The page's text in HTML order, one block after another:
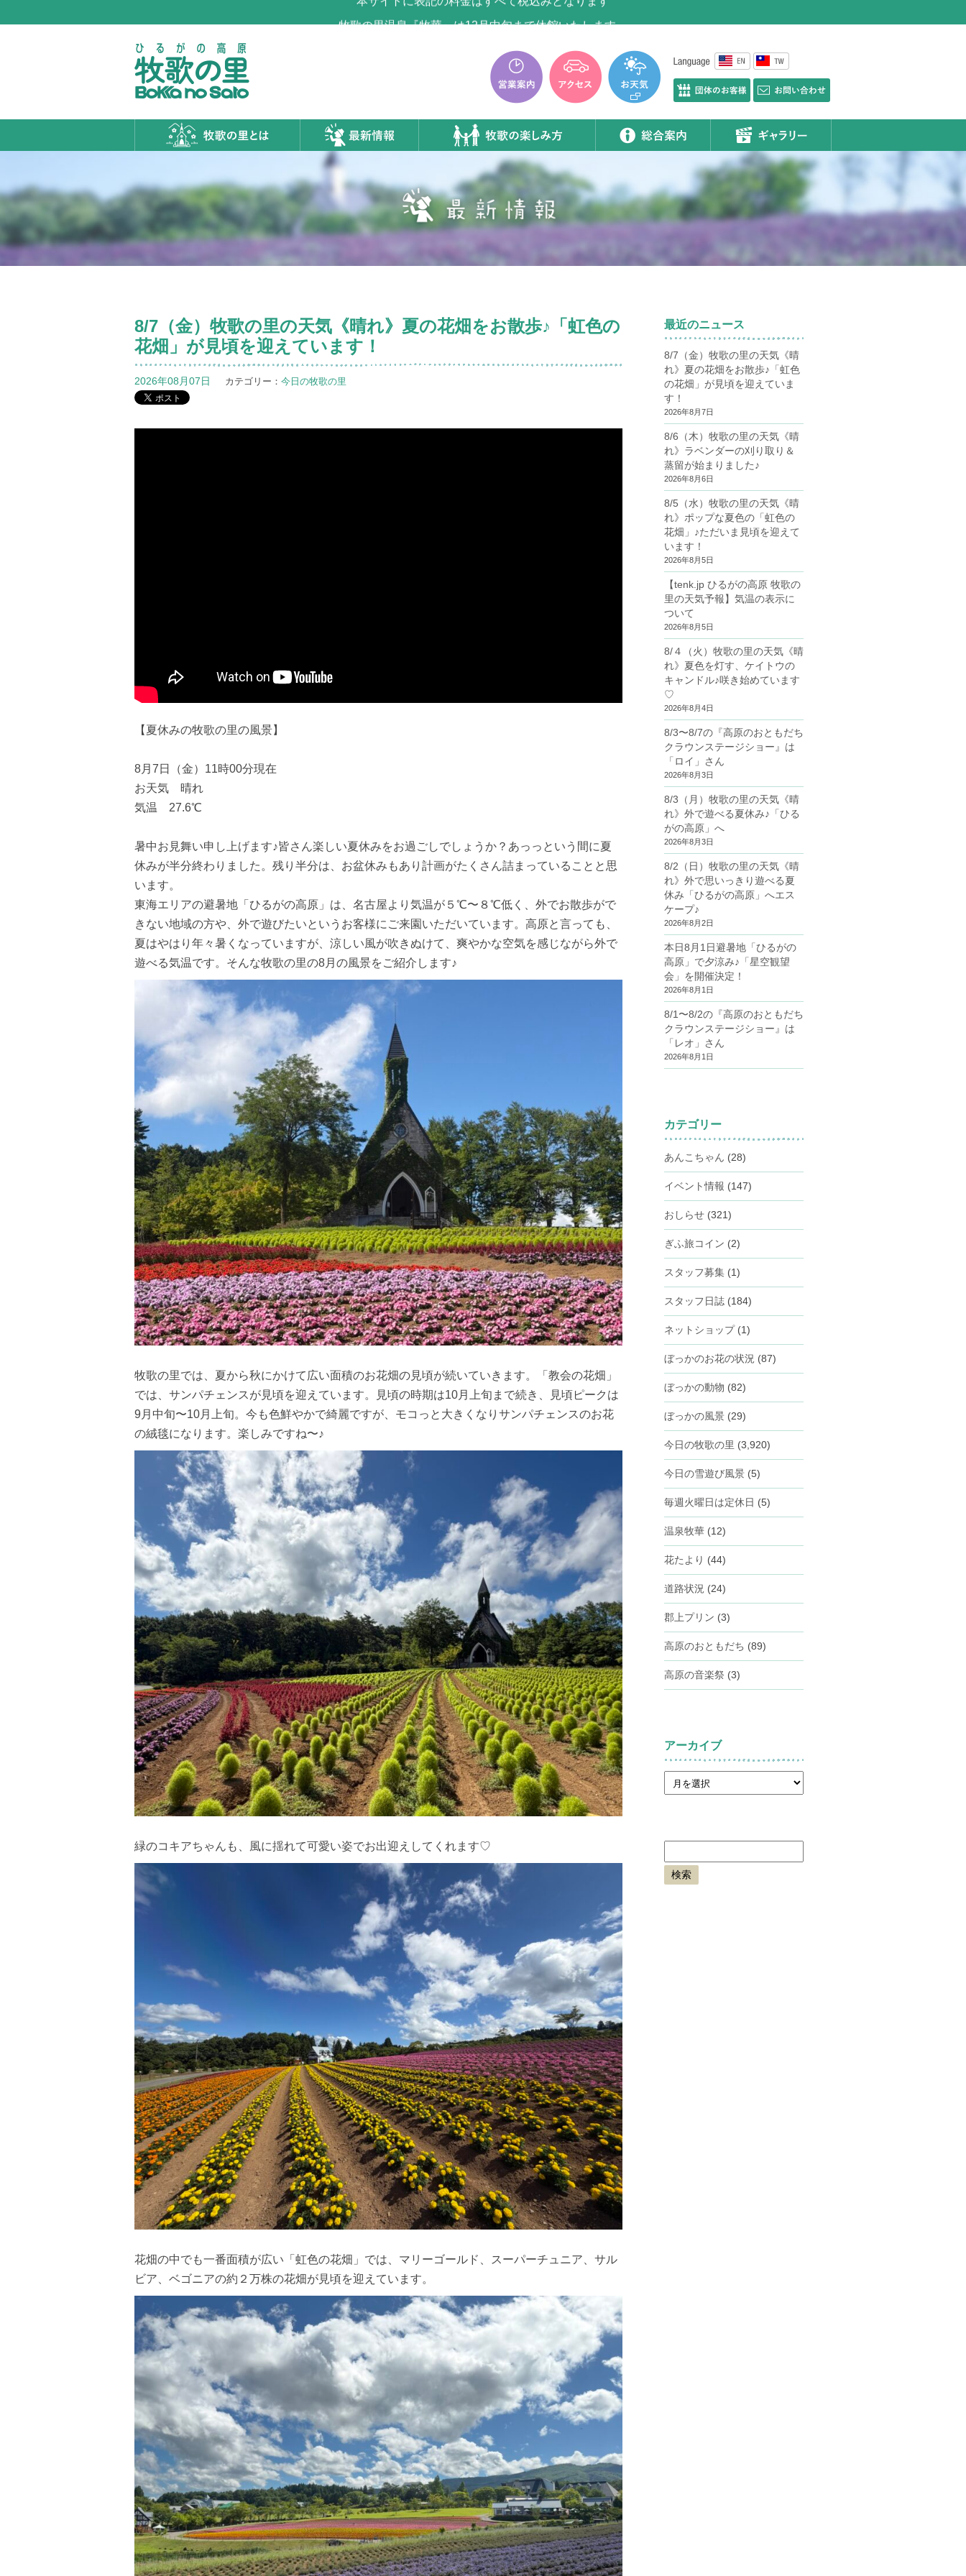
牧歌の里温泉『牧華』は12月中旬まで休館いたします。
8/7（金）牧歌の里の天気《晴れ》夏の花畑をお散歩♪「虹色の
花畑」が見頃を迎えています！
2026年08月07日 カテゴリー： 今日の牧歌の里
【夏休みの牧歌の里の風景】
8月7日（金）11時00分現在
お天気 晴れ
気温 27.6℃
暑中お見舞い申し上げます♪皆さん楽しい夏休みをお過ごしでしょうか？あっっという間に夏
休みが半分終わりました。残り半分は、お盆休みもあり計画がたくさん詰まっていることと思
います。
東海エリアの避暑地「ひるがの高原」は、名古屋より気温が５℃〜８℃低く、外でお散歩がで
きない地域の方や、外で遊びたいというお客様にご来園いただいています。高原と言っても、
夏はやはり年々暑くなっていますが、涼しい風が吹きぬけて、爽やかな空気を感じながら外で
遊べる気温です。そんな牧歌の里の8月の風景をご紹介します♪
牧歌の里では、夏から秋にかけて広い面積のお花畑の見頃が続いていきます。「教会の花畑」
では、サンパチェンスが見頃を迎えています。見頃の時期は10月上旬まで続き、見頃ピークは
9月中旬〜10月上旬。今も色鮮やかで綺麗ですが、モコっと大きくなりサンパチェンスのお花
の絨毯になります。楽しみですね〜♪
緑のコキアちゃんも、風に揺れて可愛い姿でお出迎えしてくれます♡
花畑の中でも一番面積が広い「虹色の花畑」では、マリーゴールド、スーパーチュニア、サル
ビア、ベゴニアの約２万株の花畑が見頃を迎えています。
最近のニュース
8/7（金）牧歌の里の天気《晴
れ》夏の花畑をお散歩♪「虹色
の花畑」が見頃を迎えていま
す！
2026年8月7日
8/6（木）牧歌の里の天気《晴
れ》ラベンダーの刈り取り＆
蒸留が始まりました♪
2026年8月6日
8/5（水）牧歌の里の天気《晴
れ》ポップな夏色の「虹色の
花畑」♪ただいま見頃を迎えて
います！
2026年8月5日
【tenk.jp ひるがの高原 牧歌の
里の天気予報】気温の表示に
ついて
2026年8月5日
8/４（火）牧歌の里の天気《晴
れ》夏色を灯す、ケイトウの
キャンドル♪咲き始めています
♡
2026年8月4日
8/3〜8/7の『高原のおともだち
クラウンステージショー』は
「ロイ」さん
2026年8月3日
8/3（月）牧歌の里の天気《晴
れ》外で遊べる夏休み♪「ひる
がの高原」へ
2026年8月3日
8/2（日）牧歌の里の天気《晴
れ》外で思いっきり遊べる夏
休み「ひるがの高原」へエス
ケープ♪
2026年8月2日
本日8月1日避暑地「ひるがの
高原」で夕涼み♪「星空観望
会」を開催決定！
2026年8月1日
8/1〜8/2の『高原のおともだち
クラウンステージショー』は
「レオ」さん
2026年8月1日
カテゴリー
あんこちゃん (28)
イベント情報 (147)
おしらせ (321)
ぎふ旅コイン (2)
スタッフ募集 (1)
スタッフ日誌 (184)
ネットショップ (1)
ぼっかのお花の状況 (87)
ぼっかの動物 (82)
ぼっかの風景 (29)
今日の牧歌の里 (3,920)
今日の雪遊び風景 (5)
毎週火曜日は定休日 (5)
温泉牧華 (12)
花たより (44)
道路状況 (24)
郡上プリン (3)
高原のおともだち (89)
高原の音楽祭 (3)
アーカイブ